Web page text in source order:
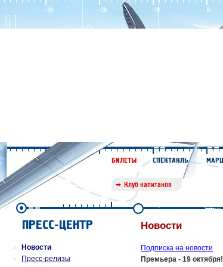
Новости
Пресс-релизы
Новости
Подписка на новости
Премьера - 19 октября!